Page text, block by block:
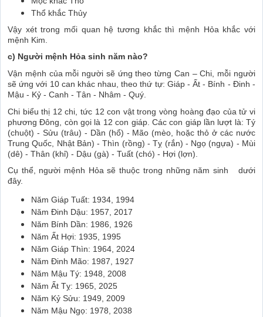
Thổ khắc Thủy
Vậy xét trong mối quan hệ tương khắc thì mệnh Hỏa khắc với
mệnh Kim.
c) Người mệnh Hỏa sinh năm nào?
Vận mệnh của mỗi người sẽ ứng theo từng Can – Chi, mỗi người
sẽ ứng với 10 can khác nhau, theo thứ tự: Giáp - Ất - Bính - Đinh -
Mậu - Kỷ - Canh - Tân - Nhâm - Quý.
Chi biểu thị 12 chi, tức 12 con vật trong vòng hoàng đạo của tử vi
phương Đông, còn gọi là 12 con giáp. Các con giáp lần lượt là: Tý
(chuột) - Sửu (trâu) - Dần (hổ) - Mão (mèo, hoặc thỏ ở các nước
Trung Quốc, Nhật Bản) - Thìn (rồng) - Tỵ (rắn) - Ngọ (ngựa) - Mùi
(dê) - Thân (khỉ) - Dậu (gà) - Tuất (chó) - Hợi (lợn).
Cụ thể, người mệnh Hỏa sẽ thuộc trong những năm sinh dưới
đây.
Năm Giáp Tuất: 1934, 1994
Năm Đinh Dậu: 1957, 2017
Năm Bính Dần: 1986, 1926
Năm Ất Hợi: 1935, 1995
Năm Giáp Thìn: 1964, 2024
Năm Đinh Mão: 1987, 1927
Năm Mậu Tý: 1948, 2008
Năm Ất Tỵ: 1965, 2025
Năm Kỷ Sửu: 1949, 2009
Năm Mậu Ngọ: 1978, 2038